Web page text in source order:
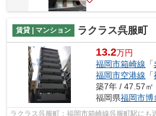
賃貸 | マンション ラクラス呉服町
13.2万円
福岡市箱崎線 「
福岡市空港線 「
築7年 / 47.57㎡
福岡県福岡市博
ラクラス呉服町：福岡市箱崎線呉服町駅にも